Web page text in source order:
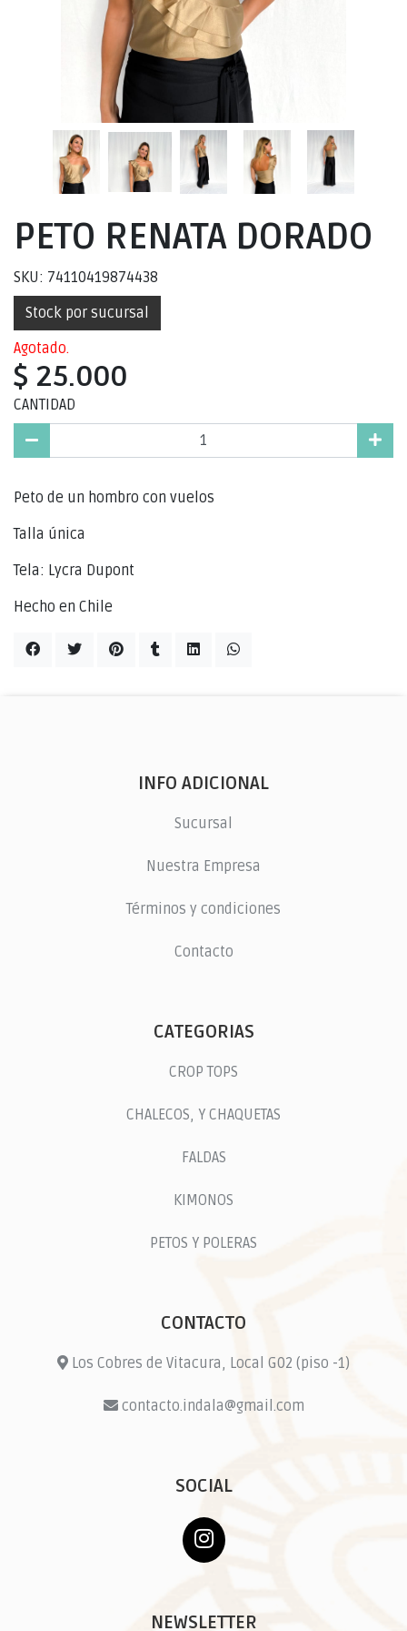
PETO RENATA DORADO
SKU: 74110419874438
Stock por sucursal
Agotado.
$ 25.000
CANTIDAD
Peto de un hombro con vuelos
Talla única
Tela: Lycra Dupont
Hecho en Chile
INFO ADICIONAL
Sucursal
Nuestra Empresa
Términos y condiciones
Contacto
CATEGORIAS
CROP TOPS
CHALECOS, Y CHAQUETAS
FALDAS
KIMONOS
PETOS Y POLERAS
CONTACTO
Los Cobres de Vitacura, Local G02 (piso -1)
contacto.indala@gmail.com
SOCIAL
NEWSLETTER